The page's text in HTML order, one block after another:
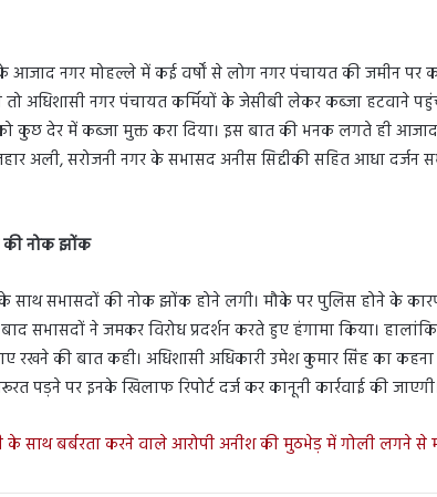
आजाद नगर मोहल्ले में कई वर्षों से लोग नगर पंचायत की जमीन पर
तो अधिशासी नगर पंचायत कर्मियों के जेसीबी लेकर कब्जा हटवाने
कुछ देर में कब्जा मुक्त करा दिया। इस बात की भनक लगते ही
अली, सरोजनी नगर के सभासद अनीस सिद्दीकी सहित आधा
की नोक झोंक
के साथ सभासदों की नोक झोंक होने लगी। मौके पर पुलिस होने के
सभासदों ने जमकर विरोध प्रदर्शन करते हुए हंगामा किया।
रखने की बात कही। अधिशासी अधिकारी उमेश कुमार सिंह का
पड़ने पर इनके खिलाफ रिपोर्ट दर्ज कर कानूनी कार्रवाई की
के साथ बर्बरता करने वाले आरोपी अनीश की मुठभेड़ में गोली लगने से